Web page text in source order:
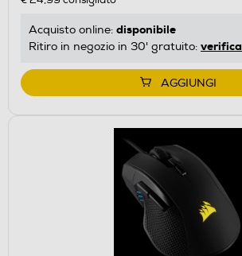
Acquisto online: disponibile
Ritiro in negozio in 30' gratuito: verifica
AGGIUNGI